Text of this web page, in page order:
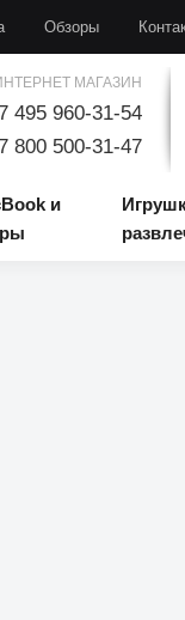
Обзоры
МАГАЗИН
495 960-31-54
800 500-31-47
и